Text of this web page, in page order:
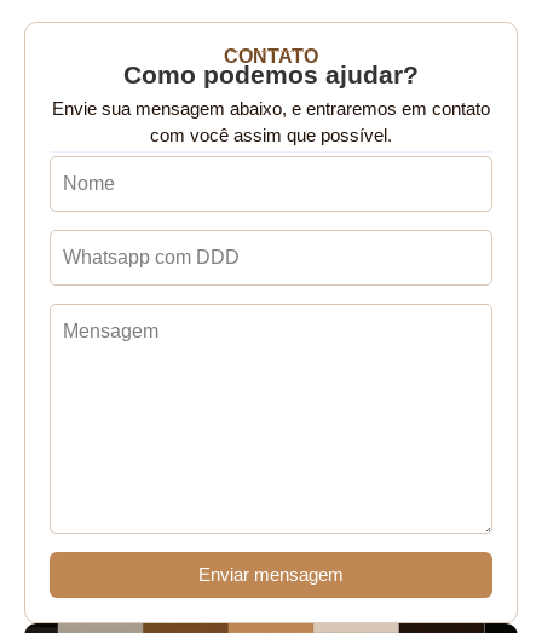
CONTATO
Como podemos ajudar?
Envie sua mensagem abaixo, e entraremos em contato
com você assim que possível.
Enviar mensagem